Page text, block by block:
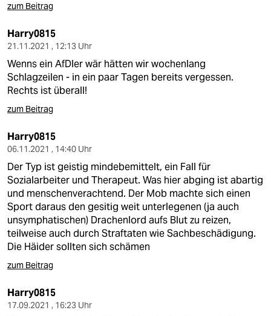
zum Beitrag
Harry0815
21.11.2021 , 12:13 Uhr
Wenns ein AfDler wär hätten wir wochenlang
Schlagzeilen - in ein paar Tagen bereits vergessen.
Rechts ist überall!
zum Beitrag
Harry0815
06.11.2021 , 14:40 Uhr
Der Typ ist geistig mindebemittelt, ein Fall für
Sozialarbeiter und Therapeut. Was hier abging ist abartig
und menschenverachtend. Der Mob machte sich einen
Sport daraus den gesitig weit unterlegenen (ja auch
unsymphatischen) Drachenlord aufs Blut zu reizen,
teilweise auch durch Straftaten wie Sachbeschädigung.
Die Häider sollten sich schämen
zum Beitrag
Harry0815
17.09.2021 , 16:23 Uhr